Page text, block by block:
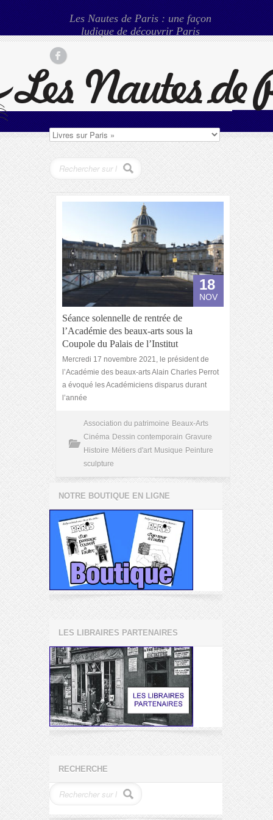
Les Nautes de Paris : une façon
ludique de découvrir Paris
18
NOV
Séance solennelle de rentrée de
l’Académie des beaux-arts sous la
Coupole du Palais de l’Institut
Mercredi 17 novembre 2021, le président de
l’Académie des beaux-arts Alain Charles Perrot
a évoqué les Académiciens disparus durant
l’année
Association du patrimoine Beaux-Arts
Cinéma Dessin contemporain Gravure
Histoire Métiers d'art Musique Peinture
sculpture
NOTRE BOUTIQUE EN LIGNE
LES LIBRAIRES PARTENAIRES
RECHERCHE